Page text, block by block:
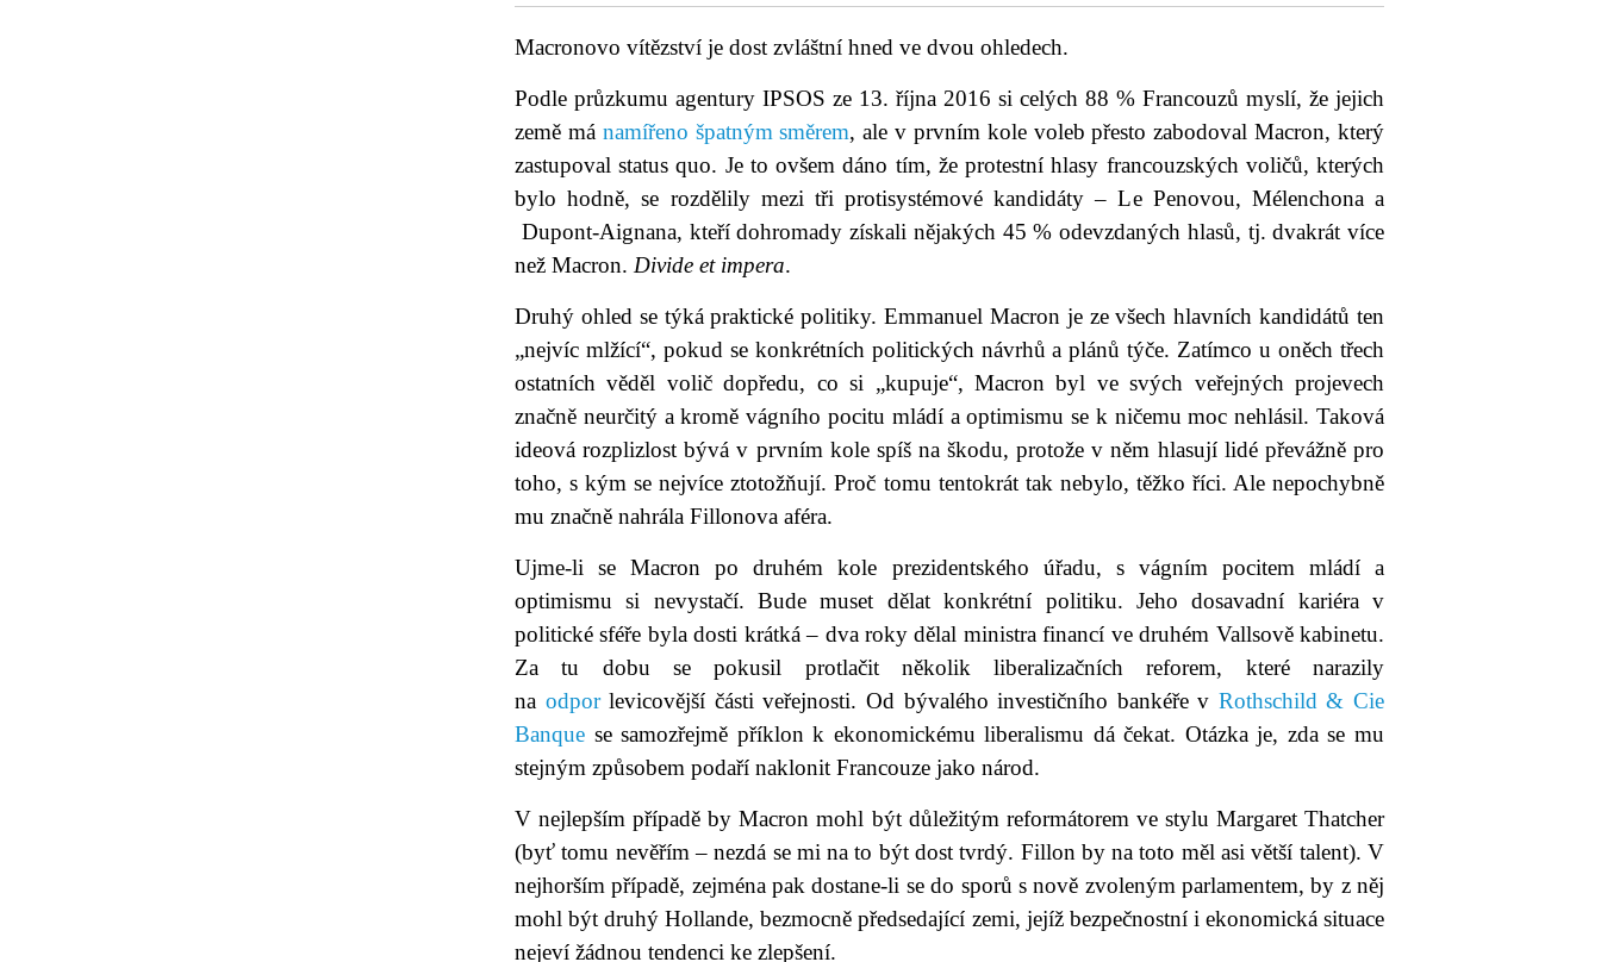
Macronovo vítězství je dost zvláštní hned ve dvou ohledech.
Podle průzkumu agentury IPSOS ze 13. října 2016 si celých 88 % Francouzů myslí, že jejich
země má namířeno špatným směrem, ale v prvním kole voleb přesto zabodoval Macron, který
zastupoval status quo. Je to ovšem dáno tím, že protestní hlasy francouzských voličů, kterých
bylo hodně, se rozdělily mezi tři protisystémové kandidáty – Le Penovou, Mélenchona a
Dupont-Aignana, kteří dohromady získali nějakých 45 % odevzdaných hlasů, tj. dvakrát více
než Macron. Divide et impera.
Druhý ohled se týká praktické politiky. Emmanuel Macron je ze všech hlavních kandidátů ten
„nejvíc mlžící“, pokud se konkrétních politických návrhů a plánů týče. Zatímco u oněch třech
ostatních věděl volič dopředu, co si „kupuje“, Macron byl ve svých veřejných projevech
značně neurčitý a kromě vágního pocitu mládí a optimismu se k ničemu moc nehlásil. Taková
ideová rozplizlost bývá v prvním kole spíš na škodu, protože v něm hlasují lidé převážně pro
toho, s kým se nejvíce ztotožňují. Proč tomu tentokrát tak nebylo, těžko říci. Ale nepochybně
mu značně nahrála Fillonova aféra.
Ujme-li se Macron po druhém kole prezidentského úřadu, s vágním pocitem mládí a
optimismu si nevystačí. Bude muset dělat konkrétní politiku. Jeho dosavadní kariéra v
politické sféře byla dosti krátká – dva roky dělal ministra financí ve druhém Vallsově kabinetu.
Za tu dobu se pokusil protlačit několik liberalizačních reforem, které narazily
na odporlevicovější části veřejnosti. Od bývalého investičního bankéře v Rothschild & Cie
Banque se samozřejmě příklon k ekonomickému liberalismu dá čekat. Otázka je, zda se mu
stejným způsobem podaří naklonit Francouze jako národ.
V nejlepším případě by Macron mohl být důležitým reformátorem ve stylu Margaret Thatcher
(byť tomu nevěřím – nezdá se mi na to být dost tvrdý. Fillon by na toto měl asi větší talent). V
nejhorším případě, zejména pak dostane-li se do sporů s nově zvoleným parlamentem, by z něj
mohl být druhý Hollande, bezmocně předsedající zemi, jejíž bezpečnostní i ekonomická situace
nejeví žádnou tendenci ke zlepšení.